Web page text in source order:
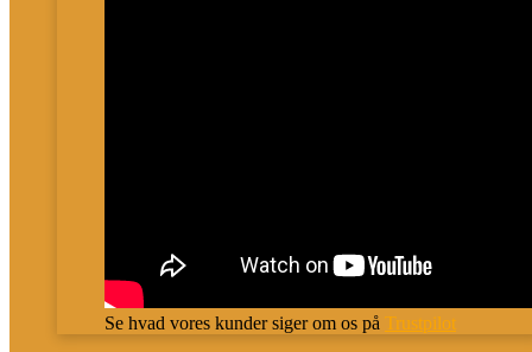
Se hvad vores kunder siger om os på Trustpilot